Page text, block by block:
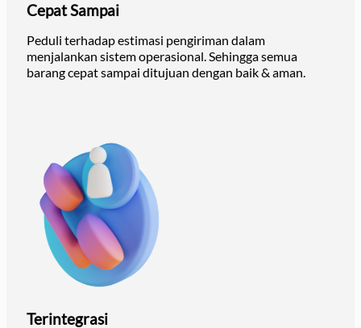
Cepat Sampai
Peduli terhadap estimasi pengiriman dalam
menjalankan sistem operasional. Sehingga semua
barang cepat sampai ditujuan dengan baik & aman.
Terintegrasi